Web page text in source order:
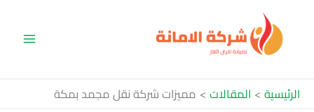
المحتوى
الرئيسية المقالات مميزات شركة نقل مجمد بمكة